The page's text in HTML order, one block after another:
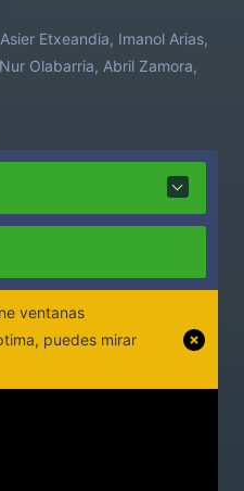
joven que sueña con
que trabaja junto a la
el futuro en el
de personajes cuyas
Etxeandia, Imanol Arias,
Olabarria, Abril Zamora,
ventanas
puedes mirar